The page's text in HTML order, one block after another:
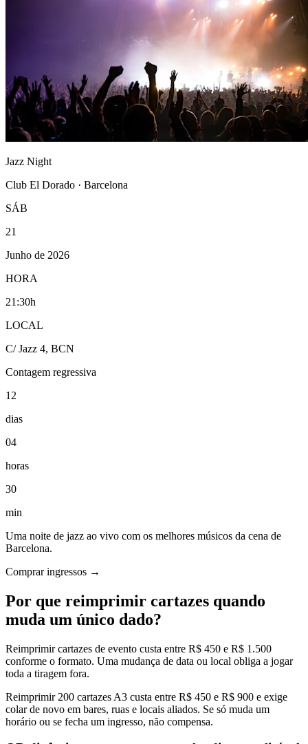
Jazz Night
Club El Dorado · Barcelona
SÁB
21
Junho de 2026
HORA
21:30h
LOCAL
C/ Jazz 4, BCN
Contagem regressiva
12
dias
04
horas
30
min
Uma noite de jazz ao vivo com os melhores músicos da cena de
Barcelona.
Comprar ingressos →
Por que reimprimir cartazes quando
muda um único dado?
Reimprimir cartazes de evento custa entre R$ 450 e R$ 1.500
conforme o formato. Uma mudança de data ou local obliga a jogar
toda a tiragem fora.
Reimprimir 200 cartazes A3 custa entre R$ 450 e R$ 900 e exige
colar de novo em bares, ruas e locais aliados. Se só muda um
horário ou se fecha um ingresso, não compensa.